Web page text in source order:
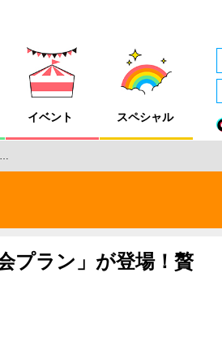
イベント スペシャル
プラン」が登場！贅